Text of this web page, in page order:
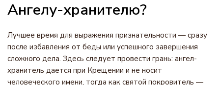
Ангелу-хранителю?
Лучшее время для выражения признательности — сразу
после избавления от беды или успешного завершения
сложного дела. Здесь следует провести грань: ангел-
хранитель дается при Крещении и не носит
человеческого имени, тогда как святой покровитель —